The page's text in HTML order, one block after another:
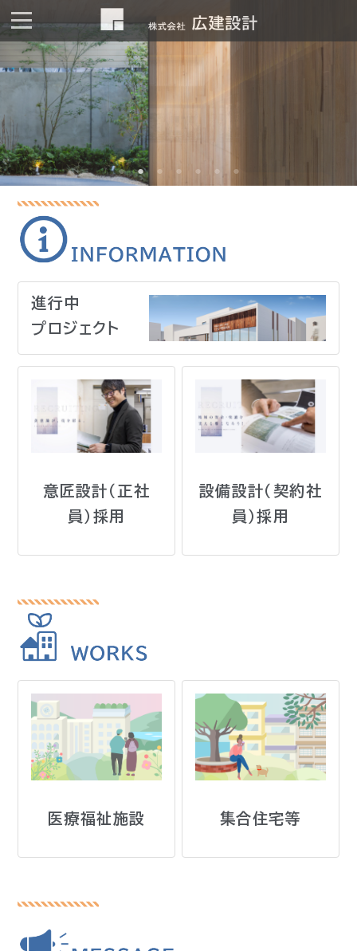
進行中
プロジェクト
意匠設計（正社
員）採用
設備設計（契約社
員）採用
医療福祉施設 集合住宅等